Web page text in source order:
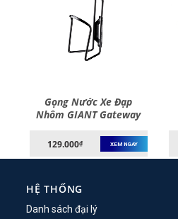
Gọng Nước Xe Đạp
Nhôm GIANT Gateway
129.000₫ XEM NGAY
HỆ THỐNG
Danh sách đại lý